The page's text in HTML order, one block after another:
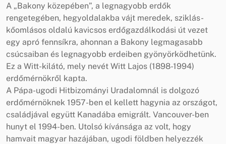
A „Bakony közepében”, a legnagyobb erdők
rengetegében, hegyoldalakba vájt meredek, sziklás-
kőomlásos oldalú kavicsos erdőgazdálkodási út vezet
egy apró fennsíkra, ahonnan a Bakony legmagasabb
csúcsaiban és legnagyobb erdeiben gyönyörködhetünk.
Ez a Witt-kilátó, mely nevét Witt Lajos (1898-1994)
erdőmérnökről kapta.
A Pápa-ugodi Hitbizományi Uradalomnál is dolgozó
erdőmérnöknek 1957-ben el kellett hagynia az országot,
családjával együtt Kanadába emigrált. Vancouver-ben
hunyt el 1994-ben. Utolsó kívánsága az volt, hogy
hamvait magyar hazájában, ugodi földben helyezzék